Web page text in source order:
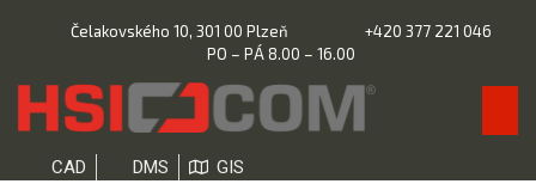
Čelakovského 10, 301 00 Plzeň
+420 377 221 046
PO – PÁ 8.00 – 16.00
CAD DMS GIS